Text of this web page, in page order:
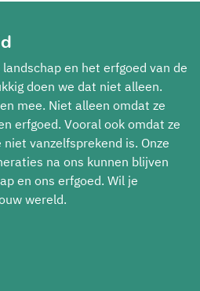
en het erfgoed van de
doen we dat niet alleen.
mee. Niet alleen omdat ze
erfgoed. Vooral ook omdat ze
vanzelfsprekend is. Onze
na ons kunnen blijven
en ons erfgoed. Wil je
wereld.